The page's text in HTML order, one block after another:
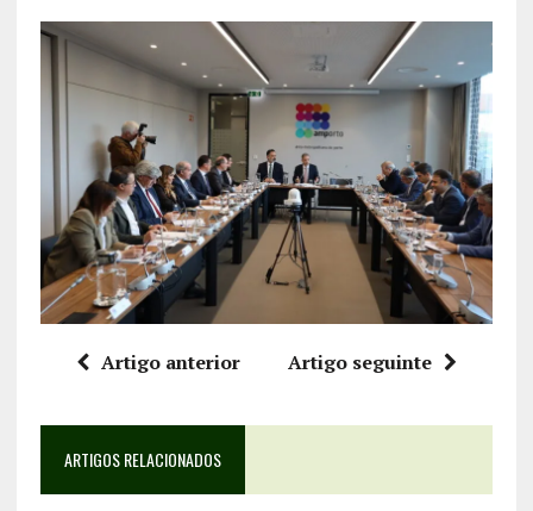
Artigo anterior Artigo seguinte
ARTIGOS RELACIONADOS